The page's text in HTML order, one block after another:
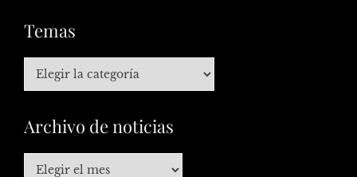
Temas
Archivo de noticias